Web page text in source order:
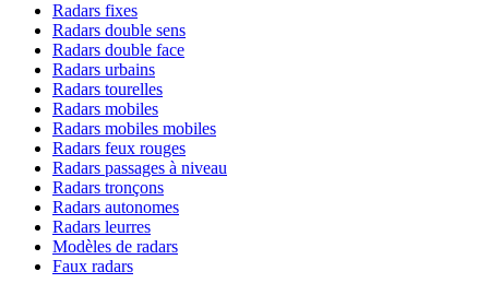
Radars fixes
Radars double sens
Radars double face
Radars urbains
Radars tourelles
Radars mobiles
Radars mobiles mobiles
Radars feux rouges
Radars passages à niveau
Radars tronçons
Radars autonomes
Radars leurres
Modèles de radars
Faux radars